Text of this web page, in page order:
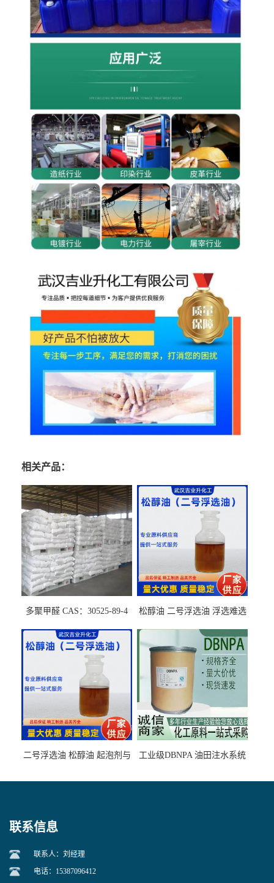
相关产品：
多聚甲醛 CAS：30525-89-4
松醇油 二号浮选油 浮选难选
石墨矿
二号浮选油 松醇油 起泡剂与
工业级DBNPA 油田注水系统
联系信息
联系人：刘经理
电话：15387096412